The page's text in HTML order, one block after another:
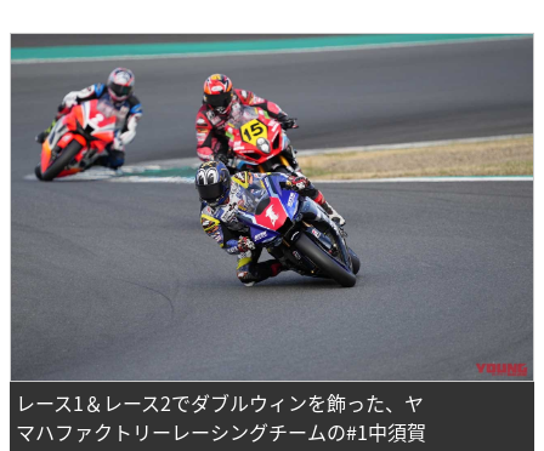
レース1＆レース2でダブルウィンを飾った、ヤ
マハファクトリーレーシングチームの#1中須賀